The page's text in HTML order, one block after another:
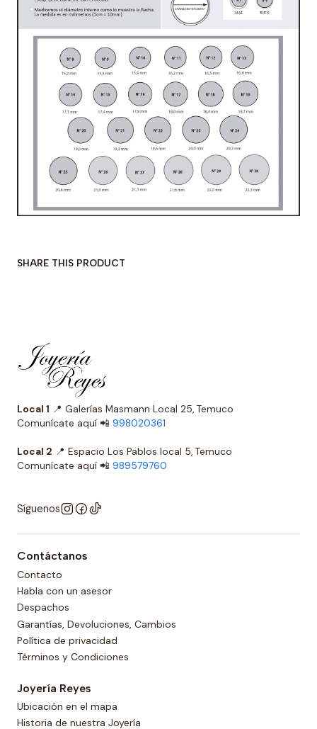
SHARE THIS PRODUCT
Local 1 📍 Galerías Masmann Local 25, Temuco
Comunícate aquí 📲 998020361
Local 2 📍 Espacio Los Pablos local 5, Temuco
Comunícate aquí 📲 989579760
Síguenos
Contáctanos
Contacto
Habla con un asesor
Despachos
Garantías, Devoluciones, Cambios
Política de privacidad
Términos y Condiciones
Joyería Reyes
Ubicación en el mapa
Historia de nuestra Joyería